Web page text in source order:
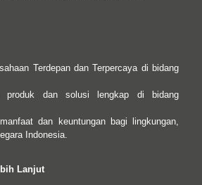
Terdepan dan Terpercaya di bidang
produk dan solusi lengkap di bidang
dan keuntungan bagi lingkungan,
Indonesia.
Lanjut